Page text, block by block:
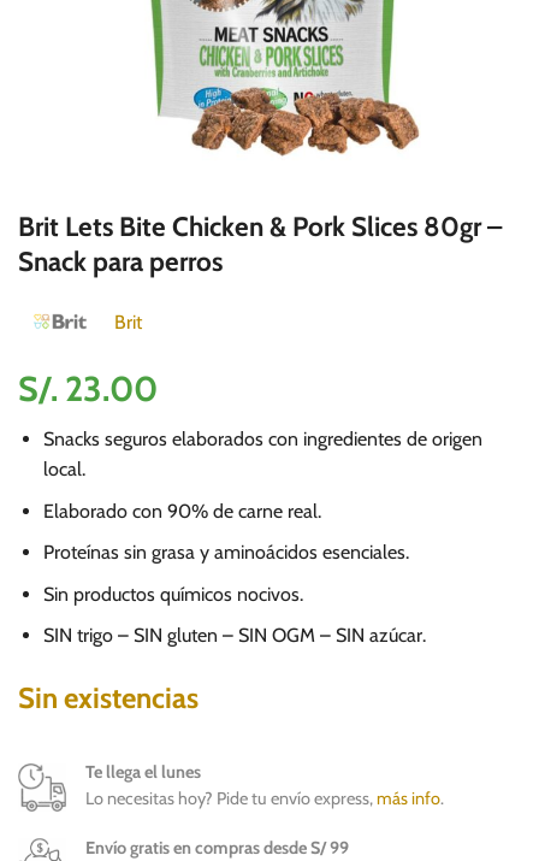
Brit Lets Bite Chicken & Pork Slices 80gr –
Snack para perros
Brit
S/. 23.00
Snacks seguros elaborados con ingredientes de origen
local.
Elaborado con 90% de carne real.
Proteínas sin grasa y aminoácidos esenciales.
Sin productos químicos nocivos.
SIN trigo – SIN gluten – SIN OGM – SIN azúcar.
Sin existencias
Te llega el lunes
Lo necesitas hoy? Pide tu envío express,más info.
Envío gratis en compras desde S/ 99